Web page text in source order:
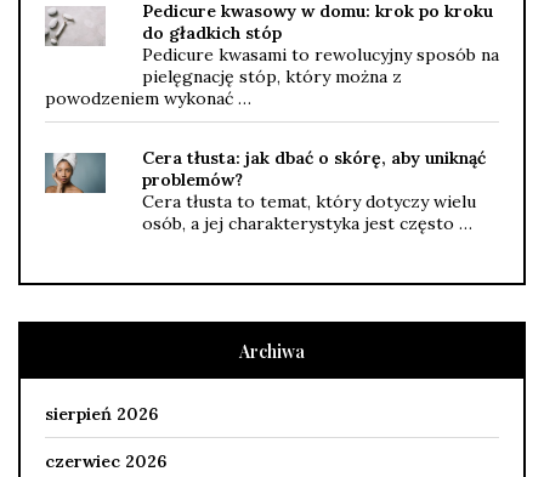
Pedicure kwasowy w domu: krok po kroku
do gładkich stóp
Pedicure kwasami to rewolucyjny sposób na
pielęgnację stóp, który można z
powodzeniem wykonać …
Cera tłusta: jak dbać o skórę, aby uniknąć
problemów?
Cera tłusta to temat, który dotyczy wielu
osób, a jej charakterystyka jest często …
Archiwa
sierpień 2026
czerwiec 2026